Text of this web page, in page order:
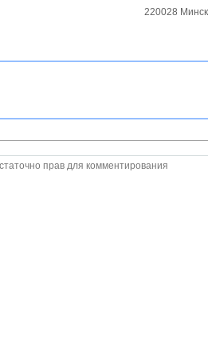
220028 Минск
прав для комментирования